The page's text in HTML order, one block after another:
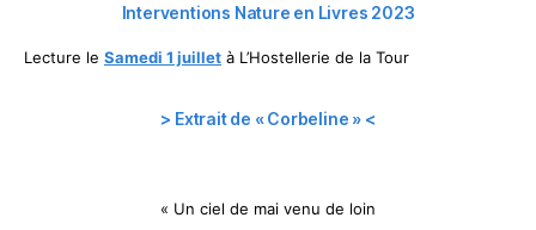
Interventions Nature en Livres 2023
Lecture le Samedi 1 juillet à L’Hostellerie de la Tour
> Extrait de « Corbeline » <
« Un ciel de mai venu de loin